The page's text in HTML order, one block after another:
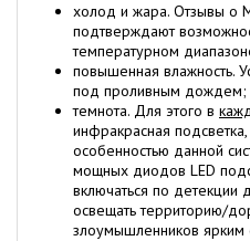
холод и жара. Отзывы о
подтверждают
температурном
повышенная влажность.
под проливным дождем;
темнота. Для этого в
инфракрасная
особенностью данной
мощных диодов LED
включаться по детекции
освещать территорию/
злоумышленников ярким